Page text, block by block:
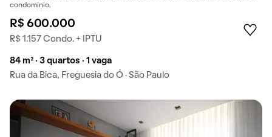
condomínio.
R$ 600.000
R$ 1.157 Condo. + IPTU
84 m² · 3 quartos · 1 vaga
Rua da Bica, Freguesia do Ó · São Paulo